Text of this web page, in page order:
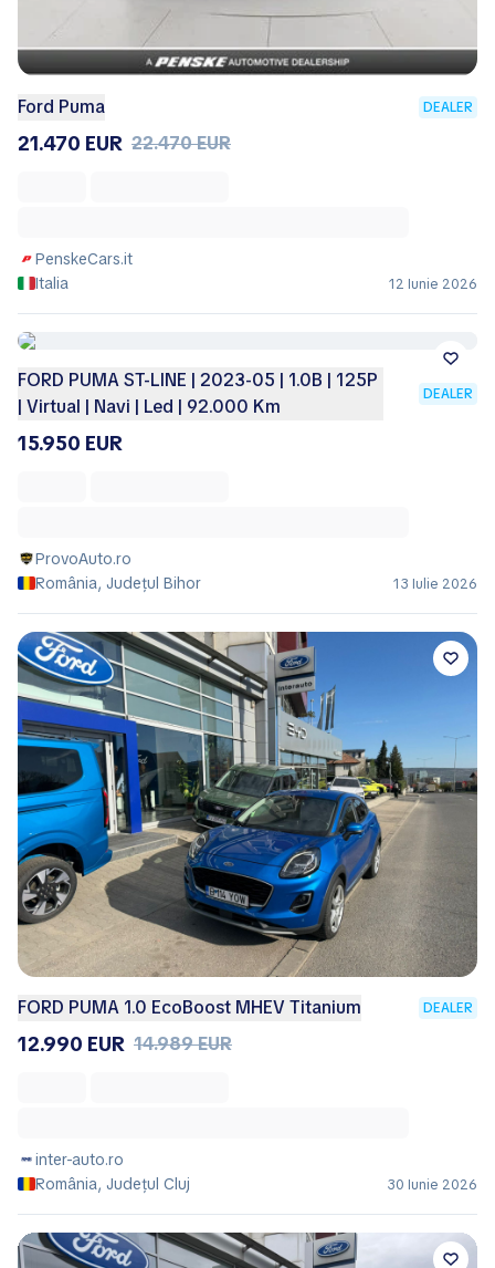
Ford Puma DEALER
21.470 EUR 22.470 EUR
PenskeCars.it
Italia
12 Iunie 2026
FORD PUMA ST-LINE | 2023-05 | 1.0B | 125P
| Virtual | Navi | Led | 92.000 Km
DEALER
15.950 EUR
ProvoAuto.ro
România, Județul Bihor
13 Iulie 2026
FORD PUMA 1.0 EcoBoost MHEV Titanium DEALER
12.990 EUR 14.989 EUR
inter-auto.ro
România, Județul Cluj
30 Iunie 2026